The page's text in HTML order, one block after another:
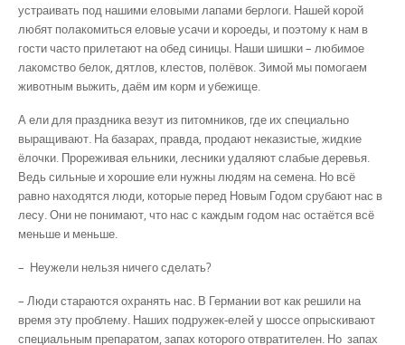
устраивать под нашими еловыми лапами берлоги. Нашей корой
любят полакомиться еловые усачи и короеды, и поэтому к нам в
гости часто прилетают на обед синицы. Наши шишки – любимое
лакомство белок, дятлов, клестов, полёвок. Зимой мы помогаем
животным выжить, даём им корм и убежище.
А ели для праздника везут из питомников, где их специально
выращивают. На база­рах, правда, продают неказистые, жидкие
ёлочки. Прореживая ельники, лесники удаляют слабые деревья.
Ведь сильные и хорошие ели нужны людям на семена. Но всё
равно находятся люди, которые перед Новым Годом срубают нас в
лесу. Они не понимают, что нас с каждым годом нас остаётся всё
меньше и меньше.
– Неужели нельзя ничего сделать?
– Люди стараются охранять нас. В Германии вот как решили на
время эту проблему. Наших подружек-елей у шоссе опрыскивают
специальным препаратом, запах которого отвратителен. Но запах